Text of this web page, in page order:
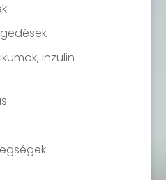
inzulin